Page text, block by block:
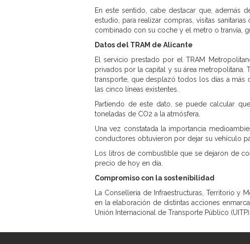
En este sentido, cabe destacar que, además
estudio, para realizar compras, visitas
combinado con su coche y el metro o tranvía,
Datos del TRAM de Alicante
El servicio prestado por el TRAM
privados por la capital y su área
transporte, que desplazó todos los días a más
las cinco líneas existentes.
Partiendo de este dato, se puede calcular
toneladas de CO2 a la atmósfera.
Una vez constatada la importancia
conductores obtuvieron por dejar su vehículo
Los litros de combustible que se dejaron de
precio de hoy en día.
Compromiso con la sostenibilidad
La Conselleria de Infraestructuras, Territorio
en la elaboración de distintas acciones
Unión Internacional de Transporte Público (UITP).